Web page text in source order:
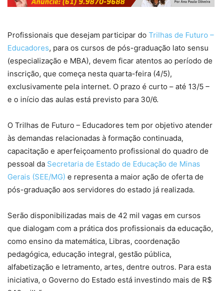
Profissionais que desejam participar do Trilhas de Futuro –
Educadores, para os cursos de pós-graduação lato sensu
(especialização e MBA), devem ficar atentos ao período de
inscrição, que começa nesta quarta-feira (4/5),
exclusivamente pela internet. O prazo é curto – até 13/5 –
e o início das aulas está previsto para 30/6.
O Trilhas de Futuro – Educadores tem por objetivo atender
às demandas relacionadas à formação continuada,
capacitação e aperfeiçoamento profissional do quadro de
pessoal da Secretaria de Estado de Educação de Minas
Gerais (SEE/MG) e representa a maior ação de oferta de
pós-graduação aos servidores do estado já realizada.
Serão disponibilizadas mais de 42 mil vagas em cursos
que dialogam com a prática dos profissionais da educação,
como ensino da matemática, Libras, coordenação
pedagógica, educação integral, gestão pública,
alfabetização e letramento, artes, dentre outros. Para esta
iniciativa, o Governo do Estado está investindo mais de R$